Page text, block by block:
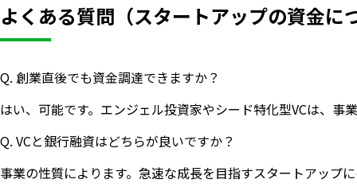
よくある質問（スタートアップの資金に
Q. 創業直後でも資金調達できますか？
はい、可能です。エンジェル投資家やシード特化型VCは、
Q. VCと銀行融資はどちらが良いですか？
事業の性質によります。急速な成長を目指すスタートアップ